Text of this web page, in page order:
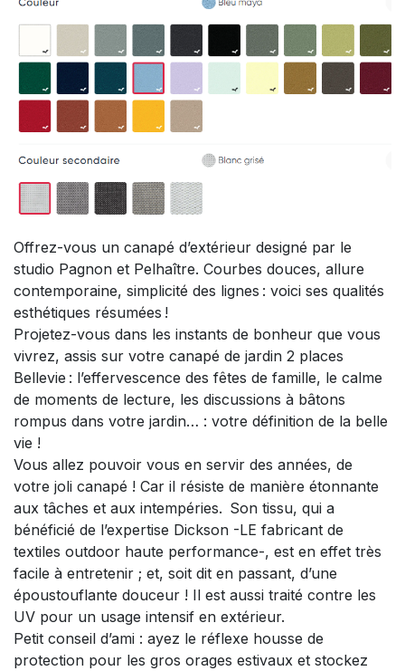
Offrez-vous un canapé d’extérieur designé par le
studio Pagnon et Pelhaître. Courbes douces, allure
contemporaine, simplicité des lignes : voici ses qualités
esthétiques résumées !
Projetez-vous dans les instants de bonheur que vous
vivrez, assis sur votre canapé de jardin 2 places
Bellevie : l’effervescence des fêtes de famille, le calme
de moments de lecture, les discussions à bâtons
rompus dans votre jardin… : votre définition de la belle
vie !
Vous allez pouvoir vous en servir des années, de
votre joli canapé ! Car il résiste de manière étonnante
aux tâches et aux intempéries. Son tissu, qui a
bénéficié de l’expertise Dickson -LE fabricant de
textiles outdoor haute performance-, est en effet très
facile à entretenir ; et, soit dit en passant, d’une
époustouflante douceur ! Il est aussi traité contre les
UV pour un usage intensif en extérieur.
Petit conseil d’ami : ayez le réflexe housse de
protection pour les gros orages estivaux et stockez